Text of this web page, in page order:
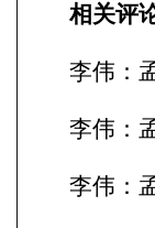
相关评
李伟：
李伟：
李伟：